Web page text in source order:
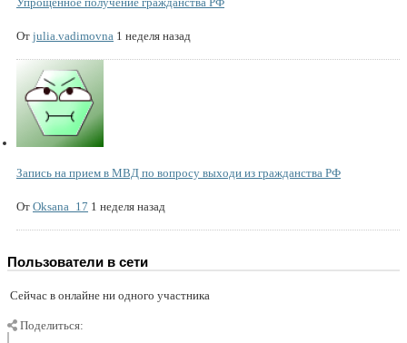
От julia.vadimovna 1 неделя назад
Запись на прием в МВД по вопросу выходи из гражданства РФ
От Oksana_17 1 неделя назад
Пользователи в сети
Сейчас в онлайне ни одного участника
Поделиться: